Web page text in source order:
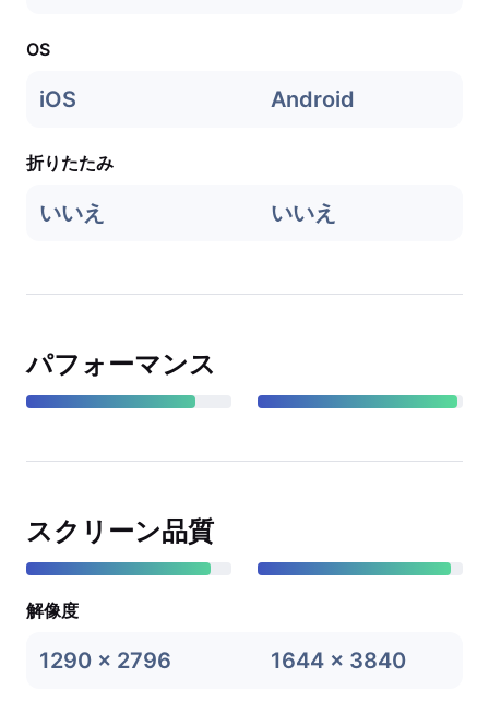
OS
iOS Android
折りたたみ
いいえ いいえ
パフォーマンス
スクリーン品質
解像度
1290 x 2796 1644 x 3840